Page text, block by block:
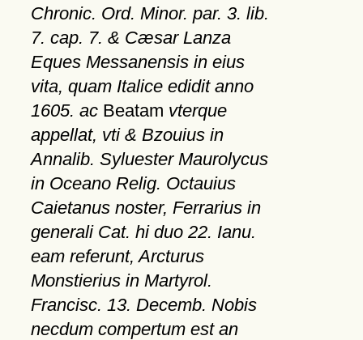
Chronic. Ord. Minor. par. 3. lib.
7. cap. 7. & Cæsar Lanza
Eques Messanensis in eius
vita, quam Italice edidit anno
1605. acBeatam vterque
appellat, vti & Bzouius in
Annalib. Syluester Maurolycus
in Oceano Relig. Octauius
Caietanus noster, Ferrarius in
generali Cat. hi duo 22. Ianu.
eam referunt, Arcturus
Monstierius in Martyrol.
Francisc. 13. Decemb. Nobis
necdum compertum est an